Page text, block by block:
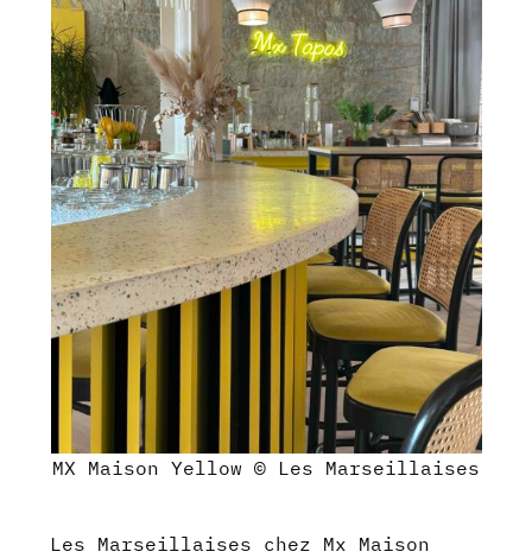
MX Maison Yellow © Les Marseillaises
Les Marseillaises chez Mx Maison